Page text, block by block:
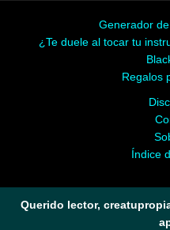
Generador
¿Te duele al tocar tu
Regalos
Índice
Querido lector,